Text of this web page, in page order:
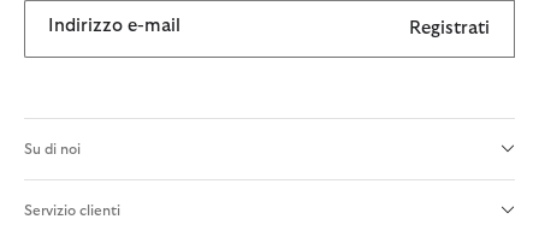
Indirizzo e-mail Registrati
Su di noi
Servizio clienti